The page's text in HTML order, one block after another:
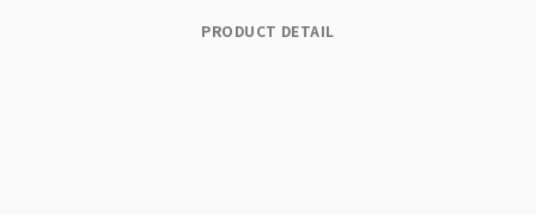
PRODUCT DETAIL